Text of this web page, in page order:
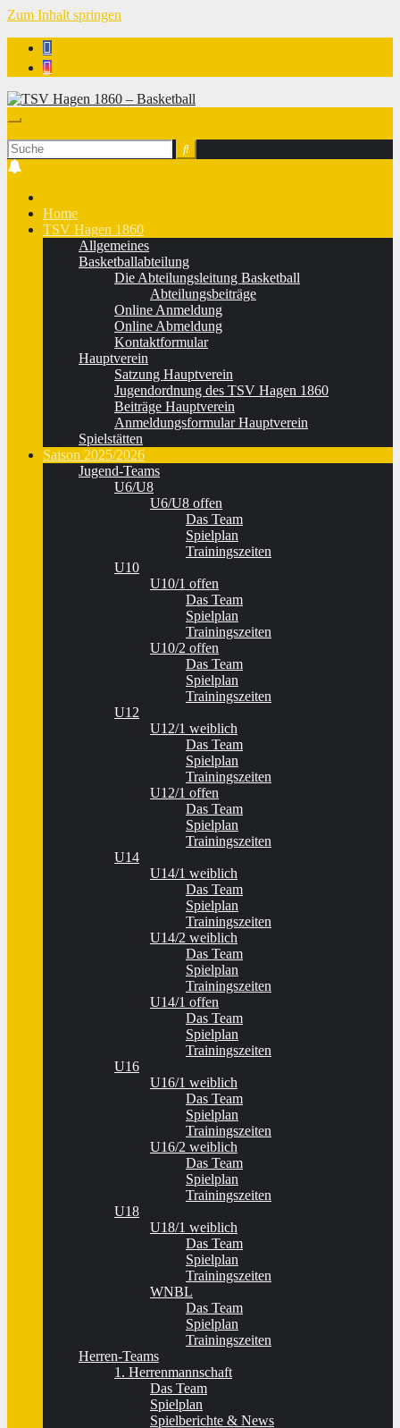
Zum Inhalt springen
Home
TSV Hagen 1860
Allgemeines
Basketballabteilung
Die Abteilungsleitung Basketball
Abteilungsbeiträge
Online Anmeldung
Online Abmeldung
Kontaktformular
Hauptverein
Satzung Hauptverein
Jugendordnung des TSV Hagen 1860
Beiträge Hauptverein
Anmeldungsformular Hauptverein
Spielstätten
Saison 2025/2026
Jugend-Teams
U6/U8
U6/U8 offen
Das Team
Spielplan
Trainingszeiten
U10
U10/1 offen
Das Team
Spielplan
Trainingszeiten
U10/2 offen
Das Team
Spielplan
Trainingszeiten
U12
U12/1 weiblich
Das Team
Spielplan
Trainingszeiten
U12/1 offen
Das Team
Spielplan
Trainingszeiten
U14
U14/1 weiblich
Das Team
Spielplan
Trainingszeiten
U14/2 weiblich
Das Team
Spielplan
Trainingszeiten
U14/1 offen
Das Team
Spielplan
Trainingszeiten
U16
U16/1 weiblich
Das Team
Spielplan
Trainingszeiten
U16/2 weiblich
Das Team
Spielplan
Trainingszeiten
U18
U18/1 weiblich
Das Team
Spielplan
Trainingszeiten
WNBL
Das Team
Spielplan
Trainingszeiten
Herren-Teams
1. Herrenmannschaft
Das Team
Spielplan
Spielberichte & News